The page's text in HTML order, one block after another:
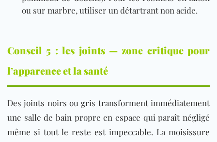
ou sur marbre, utiliser un détartrant non acide.
Conseil 5 : les joints — zone critique pour
l’apparence et la santé
Des joints noirs ou gris transforment immédiatement
une salle de bain propre en espace qui paraît négligé
même si tout le reste est impeccable. La moisissure